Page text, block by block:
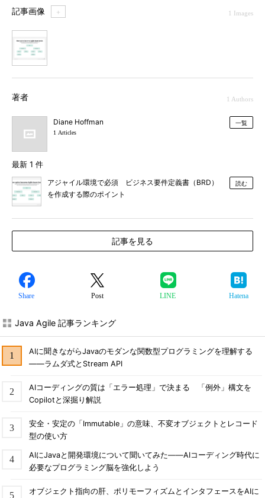
記事画像 ＋ 1 Images
著者 1 Authors
Diane Hoffman
1 Articles
一覧
最新 1 件
アジャイル環境で必須 ビジネス要件定義書（BRD）
を作成する際のポイント
読む
記事を見る
Share Post LINE Hatena
Java Agile 記事ランキング
AIに聞きながらJavaのモダンな関数型プログラミングを理解する
――ラムダ式とStream API
AIコーディングの質は「エラー処理」で決まる 「例外」構文を
Copilotと深掘り解説
安全・安定の「Immutable」の意味、不変オブジェクトとレコード
型の使い方
AIにJavaと開発環境について聞いてみた――AIコーディング時代に
必要なプログラミング脳を強化しよう
オブジェクト指向の肝、ポリモーフィズムとインタフェースをAIに